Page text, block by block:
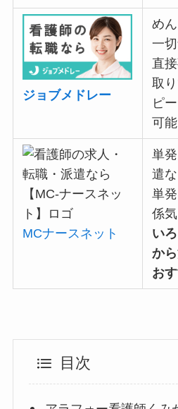
ジョブメドレー
め
一
直
取
ピ
可能
MCナースネット
単
遣
単
係
い
か
お
目次